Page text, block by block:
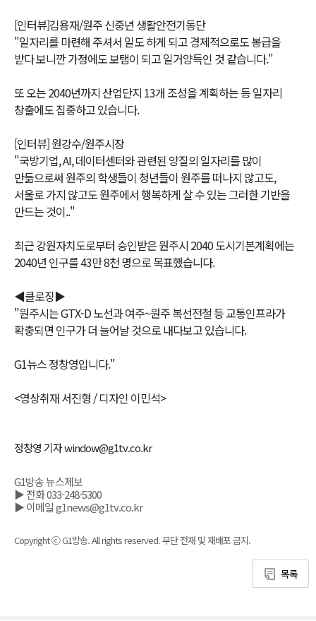
[인터뷰]김용재/원주 신중년 생활안전기동단
"일자리를 마련해 주셔서 일도 하게 되고 경제적으로도 봉급을
받다 보니깐 가정에도 보탬이 되고 일거양득인 것 같습니다."
또 오는 2040년까지 산업단지 13개 조성을 계획하는 등 일자리
창출에도 집중하고 있습니다.
[인터뷰] 원강수/원주시장
"국방기업, AI, 데이터센터와 관련된 양질의 일자리를 많이
만듦으로써 원주의 학생들이 청년들이 원주를 떠나지 않고도,
서울로 가지 않고도 원주에서 행복하게 살 수 있는 그러한 기반을
만드는 것이.."
최근 강원자치도로부터 승인받은 원주시 2040 도시기본계획에는
2040년 인구를 43만 8천 명으로 목표했습니다.
◀클로징▶
"원주시는 GTX-D 노선과 여주~원주 복선전철 등 교통인프라가
확충되면 인구가 더 늘어날 것으로 내다보고 있습니다.
G1뉴스 정창영입니다."
<영상취재 서진형 / 디자인 이민석>
정창영 기자 window@g1tv.co.kr
G1방송 뉴스제보
▶ 전화 033-248-5300
▶ 이메일 g1news@g1tv.co.kr
Copyright ⓒ G1방송. All rights reserved. 무단 전재 및 재배포 금지.
목록